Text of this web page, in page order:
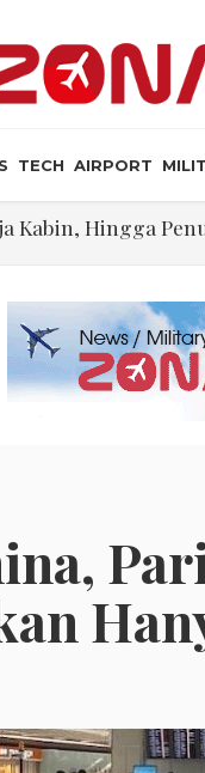
TECH AIRPORT
Kabin, Hingga
yang Dikerjakan
Kaikeyi
Terlalu Lebay